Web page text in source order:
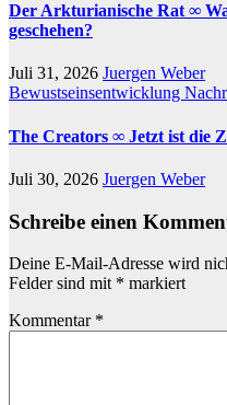
Der Arkturianische Rat ∞
geschehen?
Juli 31, 2026 Juergen Weber
Bewustseinsentwicklung
The Creators ∞ Jetzt ist die
Juli 30, 2026 Juergen Weber
Schreibe einen
Deine E-Mail-Adresse wird
Felder sind mit * markiert
Kommentar *